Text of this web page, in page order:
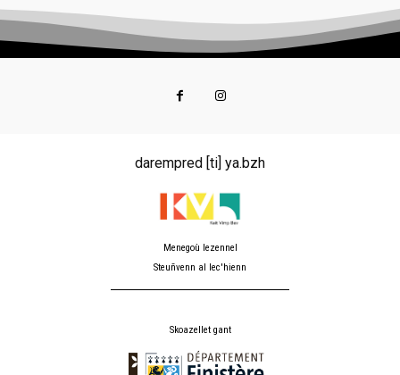
darempred [ti] ya.bzh
Menegoù lezennel
Steuñvenn al lec'hienn
Skoazellet gant